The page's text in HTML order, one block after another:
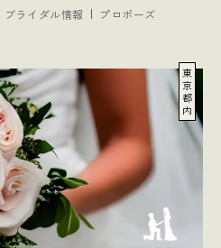
ブライダル情報 プロポーズ
東
京
都
内